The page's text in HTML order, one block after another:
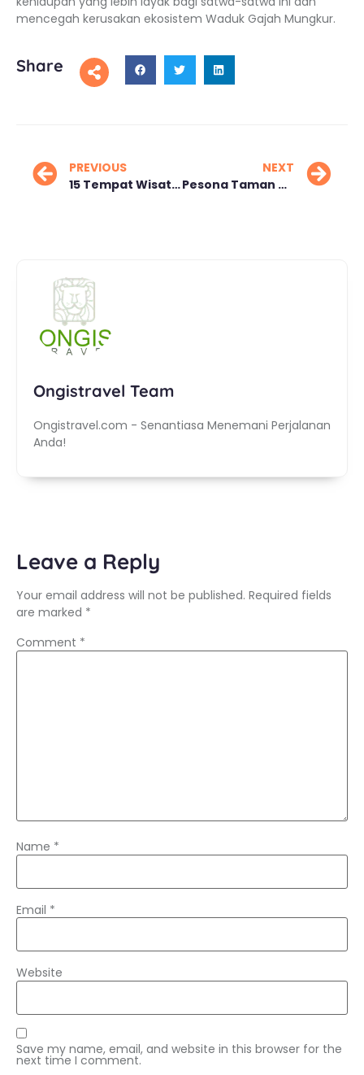
mencegah kerusakan ekosistem Waduk Gajah Mungkur.
Share
PREVIOUS
15 Tempat Wisata Keluarga Hemat di Sentul untuk Liburan
NEXT
Pesona Taman Wisata MBS Mini Eropa di Serang Banten
Ongistravel Team
Ongistravel.com - Senantiasa Menemani Perjalanan
Anda!
Leave a Reply
Your email address will not be published. Required fields
are marked *
Comment *
Name *
Email *
Website
Save my name, email, and website in this browser for the
next time I comment.